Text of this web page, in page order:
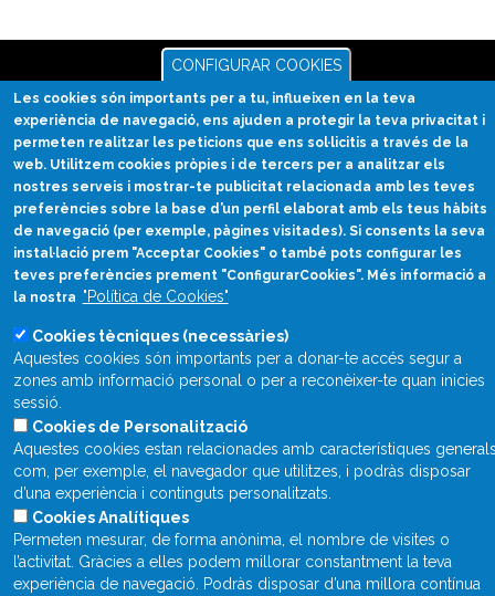
Divulgació científica
en català
divulcat@divulcat.cat
(+34) 934 120 030
Què és Divulcat?
Avís legal
CONFIGURAR COOKIES
Les cookies són importants per a tu, influeixen en la teva
experiència de navegació, ens ajuden a protegir la teva privacitat i
permeten realitzar les peticions que ens sol·licitis a través de la
web. Utilitzem cookies pròpies i de tercers per a analitzar els
nostres serveis i mostrar-te publicitat relacionada amb les teves
preferències sobre la base d’un perfil elaborat amb els teus hàbits
de navegació (per exemple, pàgines visitades). Si consents la seva
instal·lació prem "Acceptar Cookies" o també pots configurar les
teves preferències prement "ConfigurarCookies". Més informació a
la nostra "Política de Cookies"
Cookies tècniques (necessàries)
Aquestes cookies són importants per a donar-te accés segur a
zones amb informació personal o per a reconèixer-te quan inicies
sessió.
Cookies de Personalització
Aquestes cookies estan relacionades amb característiques
com, per exemple, el navegador que utilitzes, i podràs disposar
d’una experiència i continguts personalitzats.
Cookies Analítiques
Permeten mesurar, de forma anònima, el nombre de visites o
l’activitat. Gràcies a elles podem millorar constantment la teva
experiència de navegació. Podràs disposar d’una millora contínua